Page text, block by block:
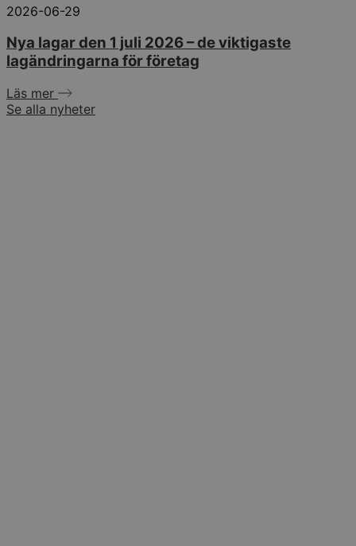
2026-06-29
Nya lagar den 1 juli 2026 – de viktigaste
lagändringarna för företag
Läs mer
Se alla nyheter